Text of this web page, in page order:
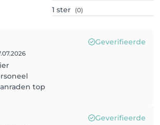
1 ster (0)
Geverifieerde
top
Geverifieerde